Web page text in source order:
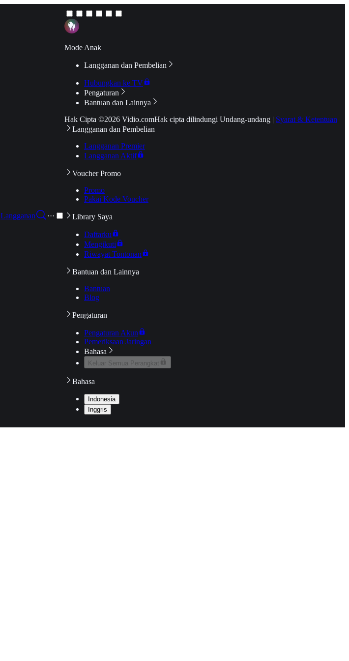
Langganan
···
Mode Anak
Langganan dan Pembelian
Hubungkan ke TV
Pengaturan
Bantuan dan Lainnya
Hak Cipta ©2026 Vidio.comHak cipta dilindungi Undang-undang | Syarat & Ketentuan
Langganan dan Pembelian
Langganan Premier
Langganan Aktif
Voucher Promo
Promo
Pakai Kode Voucher
Library Saya
Daftarku
Mengikuti
Riwayat Tontonan
Bantuan dan Lainnya
Bantuan
Blog
Pengaturan
Pengaturan Akun
Pemeriksaan Jaringan
Bahasa
Keluar Semua Perangkat
Bahasa
Indonesia
Inggris